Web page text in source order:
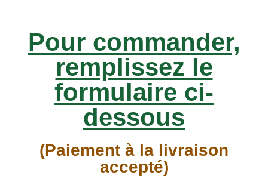
Pour commander,
remplissez le
formulaire ci-
dessous
(Paiement à la livraison
accepté)